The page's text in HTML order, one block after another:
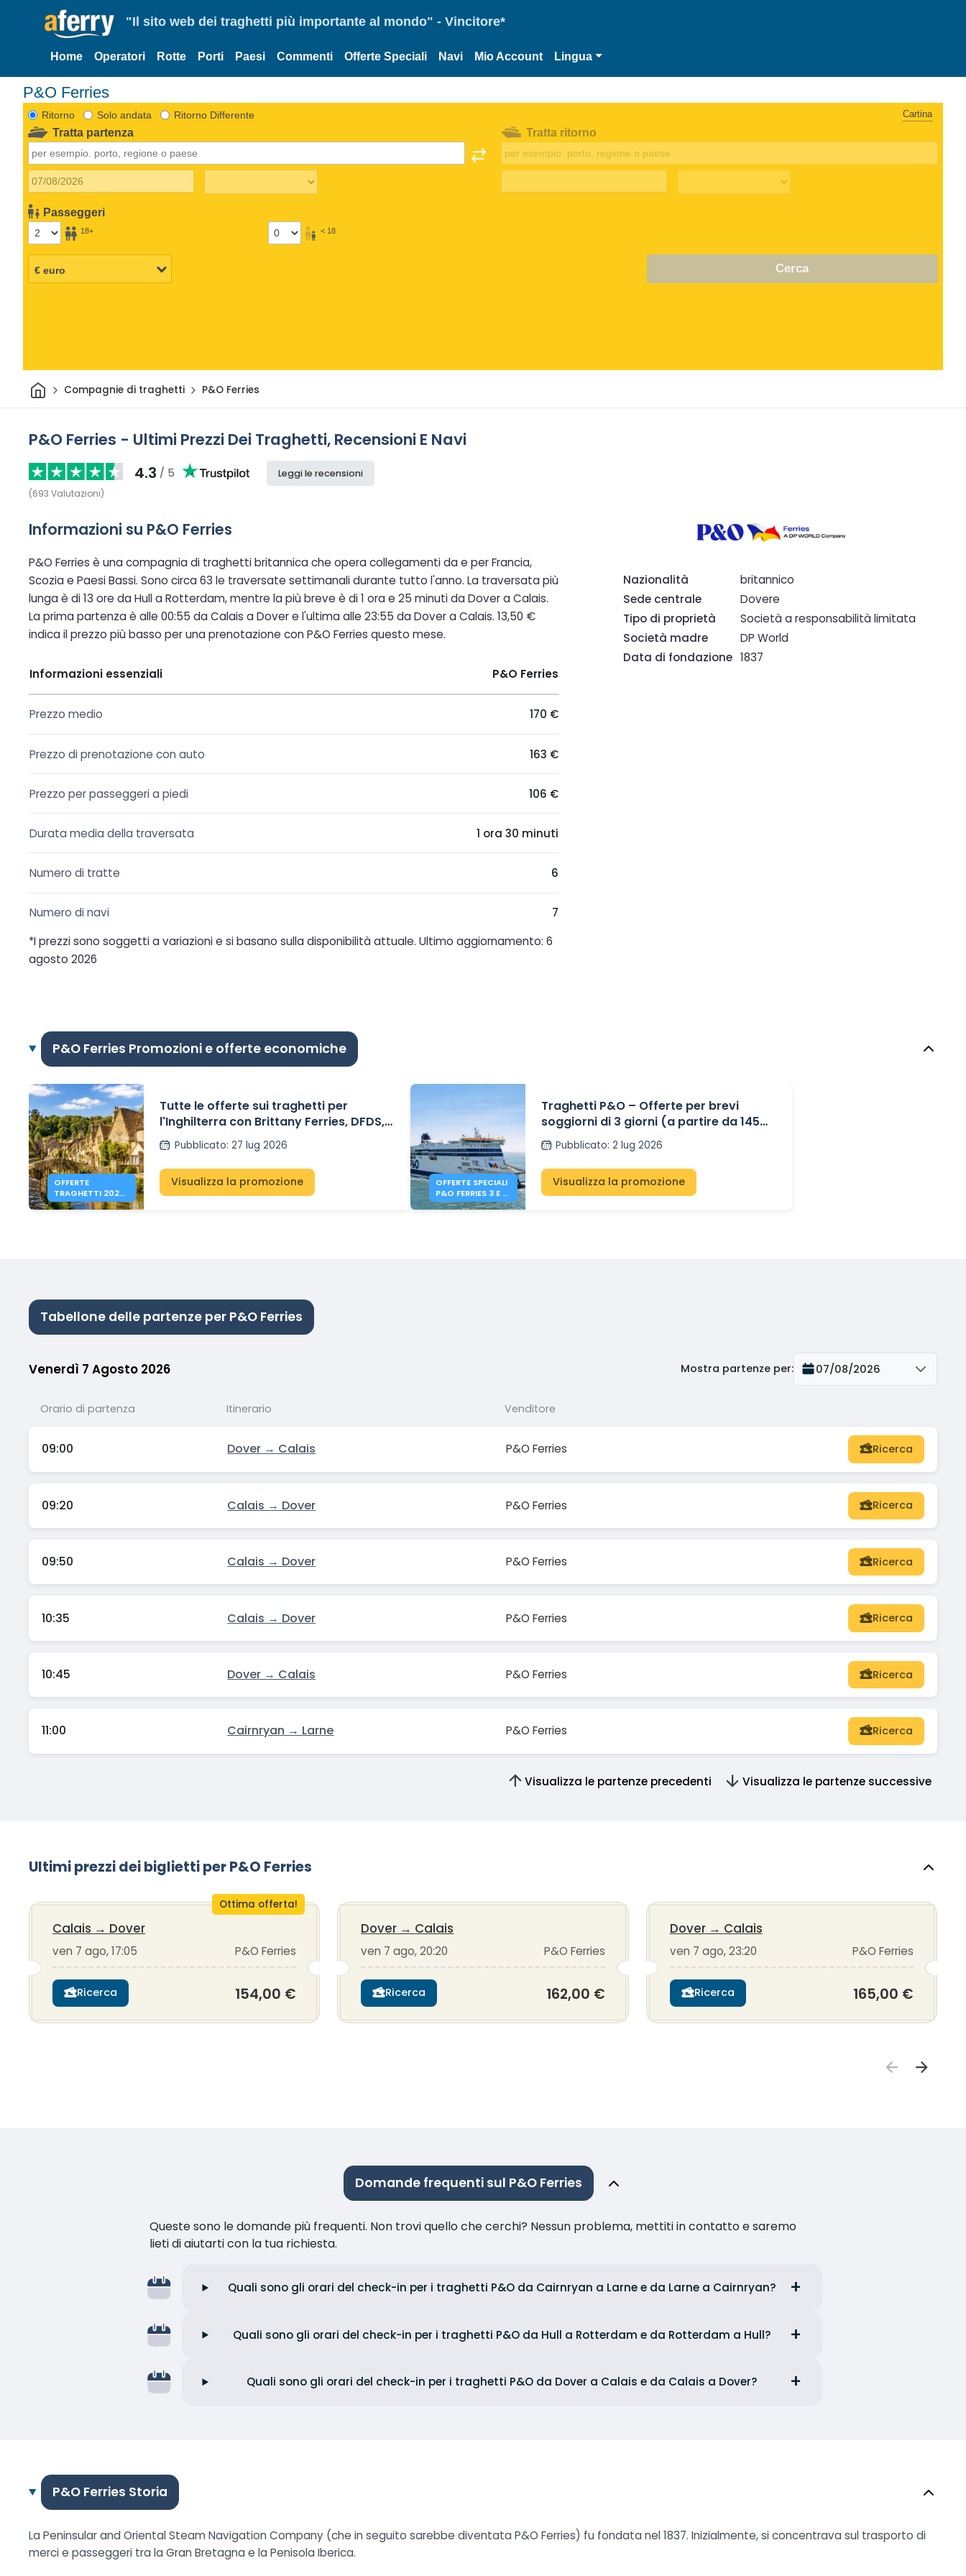
"Il sito web dei traghetti più importante al mondo" - Vincitore*
Home Operatori Rotte Porti Paesi Commenti Offerte Speciali Navi Mio Account Lingua
P&O Ferries
Ritorno Solo andata Ritorno Differente Cartina
Tratta partenza
Passeggeri
18+ < 18
Tratta ritorno
Cerca
CasaCompagnie di traghetti P&O Ferries
P&O Ferries - Ultimi Prezzi Dei Traghetti, Recensioni E Navi
4.3 / 5
(693 Valutazioni)
Leggi le recensioni
Informazioni su P&O Ferries
P&O Ferries è una compagnia di traghetti britannica che opera collegamenti da e per Francia,
Scozia e Paesi Bassi. Sono circa 63 le traversate settimanali durante tutto l'anno. La traversata più
lunga è di 13 ore da Hull a Rotterdam, mentre la più breve è di 1 ora e 25 minuti da Dover a Calais.
La prima partenza è alle 00:55 da Calais a Dover e l'ultima alle 23:55 da Dover a Calais. 13,50 €
indica il prezzo più basso per una prenotazione con P&O Ferries questo mese.
Informazioni essenziali P&O Ferries
Prezzo medio 170 €
Prezzo di prenotazione con auto 163 €
Prezzo per passeggeri a piedi 106 €
Durata media della traversata 1 ora 30 minuti
Numero di tratte 6
Numero di navi
7
*I prezzi sono soggetti a variazioni e si basano sulla disponibilità attuale. Ultimo aggiornamento: 6
agosto 2026
Nazionalità
britannico
Sede centrale
Dovere
Tipo di proprietà
Società a responsabilità limitata
Società madre
DP World
Data di fondazione 1837
P&O Ferries Promozioni e offerte economiche
OFFERTE
TRAGHETTI 2026
PER L’INGHILTERRA
Tutte le offerte sui traghetti per
l'Inghilterra con Brittany Ferries, DFDS,
Irish Ferries e P&O Ferries – a partire da
41€Pubblicato: 27 lug 2026
Visualizza la promozione
OFFERTE SPECIALI
P&O FERRIES 3 E 5
GIORNI
Traghetti P&O – Offerte per brevi
soggiorni di 3 giorni (a partire da 145€)
e 5 giorni (a partire da 169€) – Da
Dover a Calais
Pubblicato:2 lug 2026
Visualizza la promozione
Tabellone delle partenze per P&O Ferries
Venerdì 7 Agosto 2026 Mostra partenze per: 07/08/2026
Orario di partenza Itinerario Venditore
09:00 Dover → Calais P&O Ferries Ricerca
09:20 Calais → Dover P&O Ferries Ricerca
09:50 Calais → Dover P&O Ferries Ricerca
10:35 Calais → Dover P&O Ferries Ricerca
10:45 Dover → Calais P&O Ferries Ricerca
11:00 Cairnryan → Larne P&O Ferries Ricerca
Visualizza le partenze precedenti Visualizza le partenze successive
Ultimi prezzi dei biglietti per P&O Ferries
Ottima offerta!
Calais → Dover
ven 7 ago, 17:05 P&O Ferries
Ricerca 154,00 €
Dover → Calais
ven 7 ago, 20:20 P&O Ferries
Ricerca 162,00 €
Dover→ Calais
ven 7 ago, 23:20 P&O Ferries
Ricerca 165,00 €
Domande frequenti sul P&O Ferries
Queste sono le domande più frequenti. Non trovi quello che cerchi? Nessun problema, mettiti in contatto e saremo
lieti di aiutarti con la tua richiesta.
Quali sono gli orari del check-in per i traghetti P&O da Cairnryan a Larne e da Larne a Cairnryan?
Quali sono gli orari del check-in per i traghetti P&O da Hull a Rotterdam e da Rotterdam a Hull?
Quali sono gli orari del check-in per i traghetti P&O da Dover a Calais e da Calais a Dover?
P&O Ferries Storia
La Peninsular and Oriental Steam Navigation Company (che in seguito sarebbe diventata P&O Ferries) fu fondata nel 1837. Inizialmente, si concentrava sul trasporto di
merci e passeggeri tra la Gran Bretagna e la Penisola Iberica.